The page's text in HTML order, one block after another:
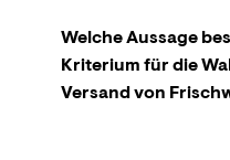
Welche Aussage
Kriterium für die
Versand von